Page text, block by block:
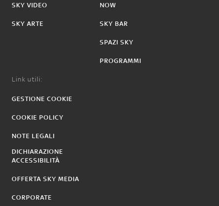
SKY VIDEO
SKY ARTE
NOW
SKY BAR
SPAZI SKY
PROGRAMMI
Link utili:
GESTIONE COOKIE
COOKIE POLICY
NOTE LEGALI
DICHIARAZIONE
ACCESSIBILITÀ
OFFERTA SKY MEDIA
CORPORATE